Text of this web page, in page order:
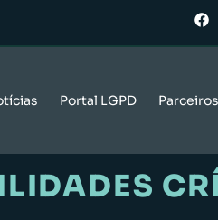
Portal LGPD Parceiros